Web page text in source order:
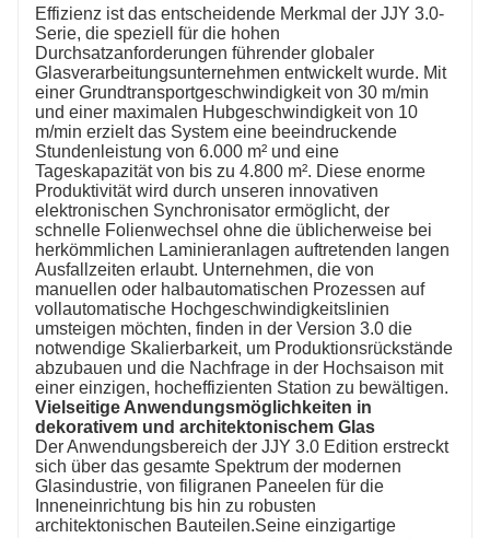
Effizienz ist das entscheidende Merkmal der JJY 3.0-
Serie, die speziell für die hohen
Durchsatzanforderungen führender globaler
Glasverarbeitungsunternehmen entwickelt wurde. Mit
einer Grundtransportgeschwindigkeit von 30 m/min
und einer maximalen Hubgeschwindigkeit von 10
m/min erzielt das System eine beeindruckende
Stundenleistung von 6.000 m² und eine
Tageskapazität von bis zu 4.800 m². Diese enorme
Produktivität wird durch unseren innovativen
elektronischen Synchronisator ermöglicht, der
schnelle Folienwechsel ohne die üblicherweise bei
herkömmlichen Laminieranlagen auftretenden langen
Ausfallzeiten erlaubt. Unternehmen, die von
manuellen oder halbautomatischen Prozessen auf
vollautomatische Hochgeschwindigkeitslinien
umsteigen möchten, finden in der Version 3.0 die
notwendige Skalierbarkeit, um Produktionsrückstände
abzubauen und die Nachfrage in der Hochsaison mit
einer einzigen, hocheffizienten Station zu bewältigen.
Vielseitige Anwendungsmöglichkeiten in
dekorativem und architektonischem Glas
Der Anwendungsbereich der JJY 3.0 Edition erstreckt
sich über das gesamte Spektrum der modernen
Glasindustrie, von filigranen Paneelen für die
Inneneinrichtung bis hin zu robusten
architektonischen Bauteilen.Seine einzigartige